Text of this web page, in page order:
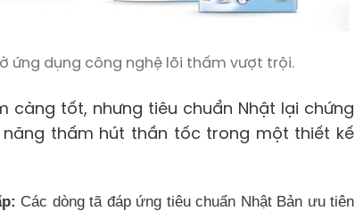
ứng dụng công nghệ lõi thấm vượt trội.
tốt, nhưng tiêu chuẩn Nhật lại chứng
thấm hút thần tốc trong một thiết kế
Các dòng tã đáp ứng tiêu chuẩn Nhật Bản ưu tiên